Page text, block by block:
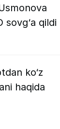
sovg‘a qildi
ko‘z
haqida